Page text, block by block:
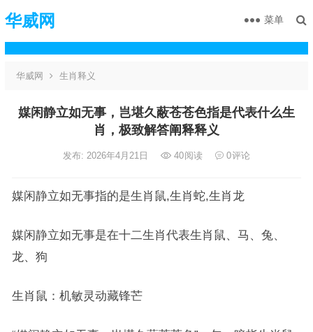
华威网 菜单
华威网 生肖释义
媒闲静立如无事，岂堪久蔽苍苍色指是代表什么生
肖，极致解答阐释释义
发布: 2026年4月21日 40阅读 0评论
媒闲静立如无事指的是生肖鼠,生肖蛇,生肖龙
媒闲静立如无事是在十二生肖代表生肖鼠、马、兔、
龙、狗
生肖鼠：机敏灵动藏锋芒